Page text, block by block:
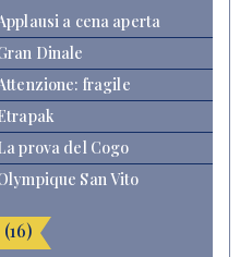
a cena aperta
Dinale
fragile
prova del Cogo
San Vito